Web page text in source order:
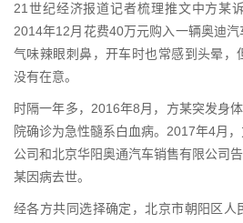
21世纪经济报道记者梳理推文中方某
2014年12月花费40万元购入一辆奥迪
气味辣眼刺鼻，开车时也常感到头晕，
没有在意。
时隔一年多，2016年8月，方某突发身
院确诊为急性髓系白血病。2017年4月
公司和北京华阳奥通汽车销售有限公司
某因病去世。
经各方共同选择确定，北京市朝阳区人